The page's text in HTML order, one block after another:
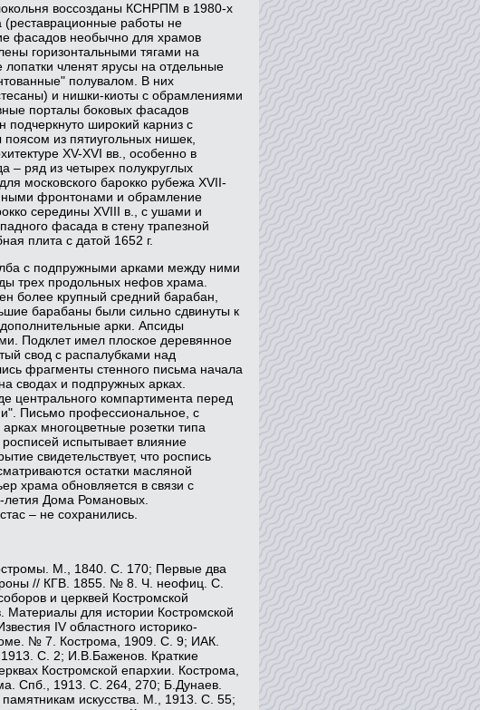
воссозданы КСНРПМ в 1980-х
(реставрационные работы не
фасадов необычно для храмов
горизонтальными тягами на
членят ярусы на отдельные
полувалом. В них
и нишки-киоты с обрамлениями
порталы боковых фасадов
подчеркнуто широкий карниз с
из пятиугольных нишек,
XV-XVI вв., особенно в
– ряд из четырех полукруглых
московского барокко рубежа XVII-
фронтонами и обрамление
середины XVIII в., с ушами и
фасада в стену трапезной
плита с датой 1652 г.
с подпружными арками между ними
трех продольных нефов храма.
более крупный средний барабан,
барабаны были сильно сдвинуты к
арки. Апсиды
Подклет имел плоское деревянное
свод с распалубками над
фрагменты стенного письма начала
сводах и подпружных арках.
центрального компартимента перед
Письмо профессиональное, с
многоцветные розетки типа
росписей испытывает влияние
свидетельствует, что роспись
остатки масляной
храма обновляется в связи с
летия Дома Романовых.
– не сохранились.
М., 1840. С. 170; Первые два
// КГВ. 1855. № 8. Ч. неофиц. С.
и церквей Костромской
для истории Костромской
IV областного историко-
№ 7. Кострома, 1909. С. 9; ИАК.
С. 2; И.В.Баженов. Краткие
Костромской епархии. Кострома,
Спб., 1913. С. 264, 270; Б.Дунаев.
искусства. М., 1913. С. 55;